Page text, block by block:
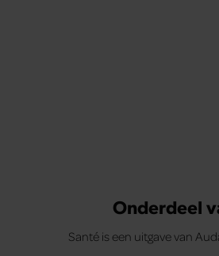
Onderdeel
Santé is een uitgave van